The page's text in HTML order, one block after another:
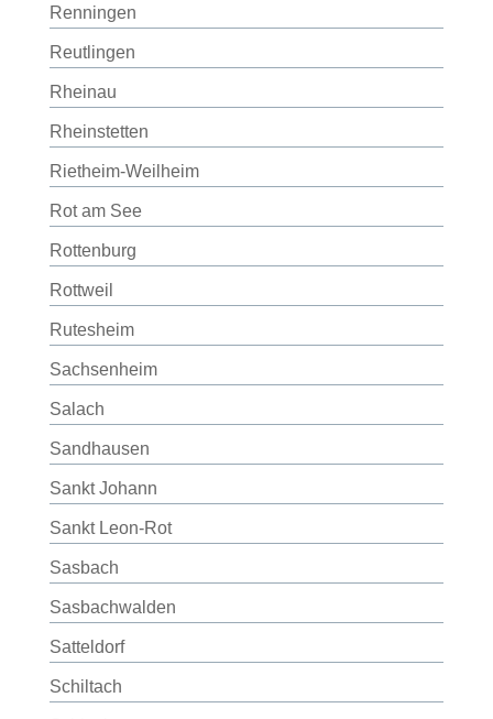
Renningen
Reutlingen
Rheinau
Rheinstetten
Rietheim-Weilheim
Rot am See
Rottenburg
Rottweil
Rutesheim
Sachsenheim
Salach
Sandhausen
Sankt Johann
Sankt Leon-Rot
Sasbach
Sasbachwalden
Satteldorf
Schiltach